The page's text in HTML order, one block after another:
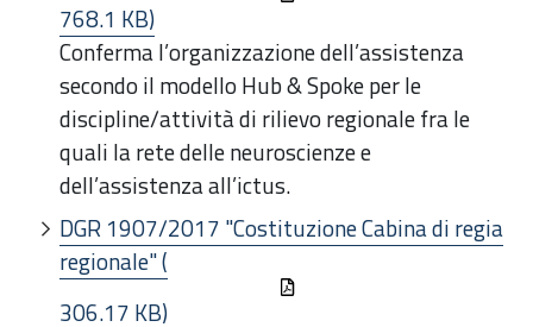
768.1 KB)
Conferma l’organizzazione dell’assistenza
secondo il modello Hub & Spoke per le
discipline/attività di rilievo regionale fra le
quali la rete delle neuroscienze e
dell’assistenza all’ictus.
DGR 1907/2017 "Costituzione Cabina di regia
regionale" (
306.17 KB)